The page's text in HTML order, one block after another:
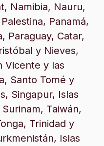
Namibia, Nauru,
Panamá,
Paraguay, Catar,
y Nieves,
Vicente y las
Santo Tomé y
Singapur, Islas
Taiwán,
Trinidad y
Islas